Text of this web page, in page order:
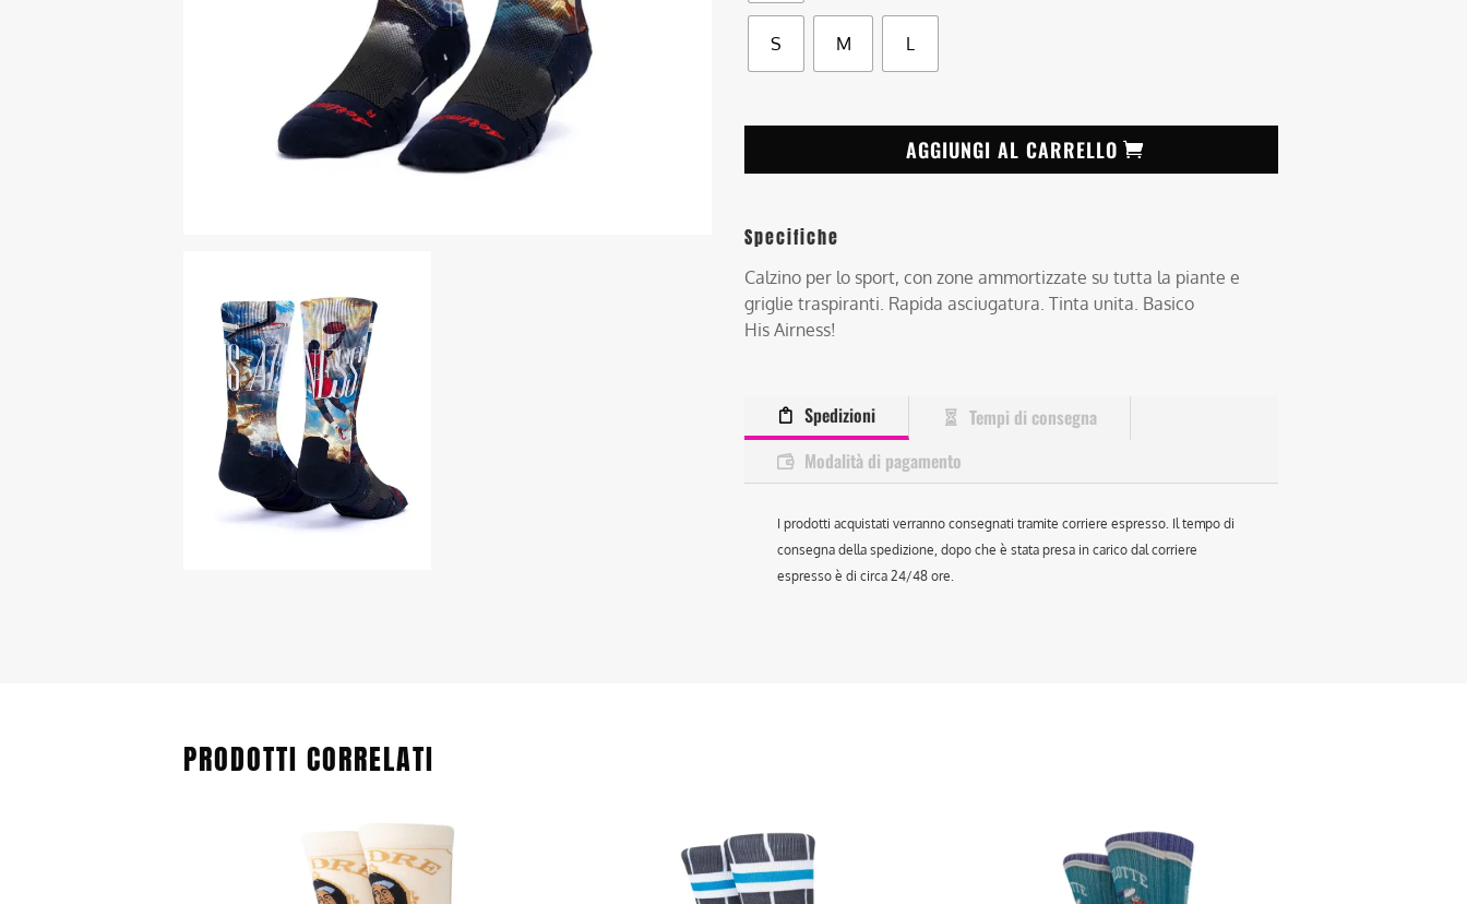
S M L
AGGIUNGI AL CARRELLO
Specifiche
Calzino per lo sport, con zone ammortizzate su tutta la piante e
griglie traspiranti. Rapida asciugatura. Tinta unita. Basico
His Airness!
Spedizioni
Tempi di consegna
Modalità di pagamento
I prodotti acquistati verranno consegnati tramite corriere espresso. Il tempo di
consegna della spedizione, dopo che è stata presa in carico dal corriere
espresso è di circa 24/48 ore.
PRODOTTI CORRELATI